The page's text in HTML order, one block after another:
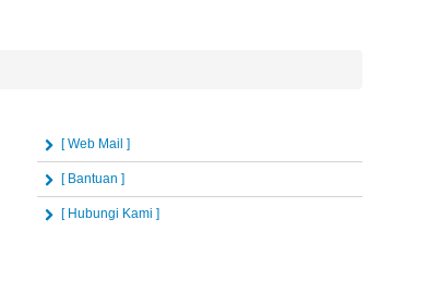
[ Web Mail ]
[ Bantuan ]
[ Hubungi Kami ]